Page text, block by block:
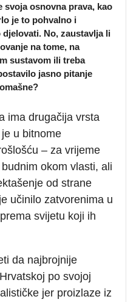
svoja osnovna prava, kao
je to pohvalno i
No, zaustavlja li
na tome, na
sustavom ili treba
jasno pitanje
ima drugačija vrsta
u bitnome
– za vrijeme
okom vlasti, ali
od strane
učinilo zatvorenima u
svijetu koji ih
da najbrojnije
po svojoj
jer proizlaze iz